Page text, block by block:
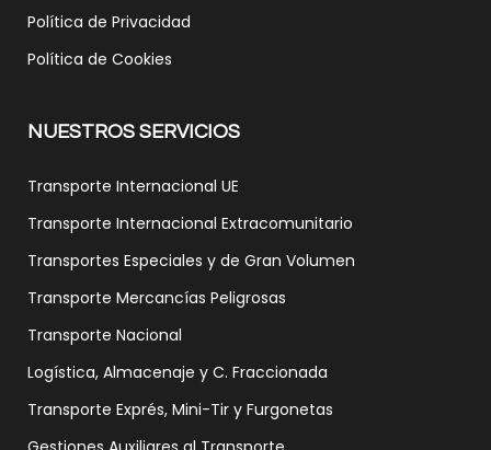
Política de Privacidad
Política de Cookies
NUESTROS SERVICIOS
Transporte Internacional UE
Transporte Internacional Extracomunitario
Transportes Especiales y de Gran Volumen
Transporte Mercancías Peligrosas
Transporte Nacional
Logística, Almacenaje y C. Fraccionada
Transporte Exprés, Mini-Tir y Furgonetas